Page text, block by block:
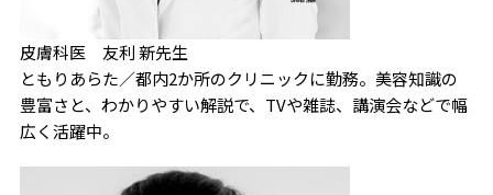
皮膚科医 友利 新先生
ともりあらた／都内2か所のクリニックに勤務。美容知識の
豊富さと、わかりやすい解説で、TVや雑誌、講演会などで幅
広く活躍中。